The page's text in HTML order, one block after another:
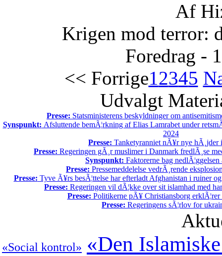
Af
Krigen mod terror:
Foredrag -
<< Forrige12345
Udvalgt
Presse: Statsministerens beskyldninger om
Synspunkt: Afsluttende bemÃ¦rkning af Elias Lamrabet under
2024
Presse: Tanketyranniet nÃ¥r nye hÃ¸jder
Presse: Regeringen gÃ¸r muslimer i Danmark fredlÃ¸se
Synspunkt: Faktorerne bag
Presse: Pressemeddelelse vedrÃ¸rende
Presse: Tyve Ã¥rs besÃ¦ttelse har efterladt Afghanistan i ruiner
Presse: Regeringen vil dÃ¦kke over sit islamhad med
Presse: Politikerne pÃ¥ Christiansborg
Presse: Regeringens sÃ¦rlov for
«Social kontrol» «Den